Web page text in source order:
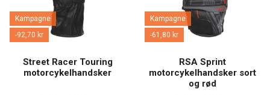
Kampagne
-92,70 kr
Street Racer Touring
motorcykelhandsker
Kampagne
-61,80 kr
RSA Sprint
motorcykelhandsker sort
og rød